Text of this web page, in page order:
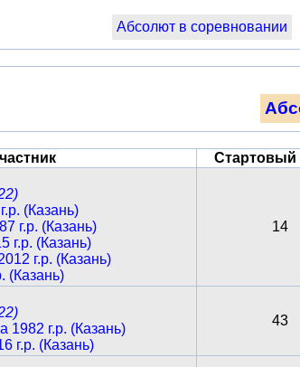
Абсолют в соревновании
Стартовый
(Казань)
г.р. (Казань)
г.р. (Казань)
г.р. (Казань)
(Казань)
14
1982 г.р. (Казань)
г.р. (Казань)
43